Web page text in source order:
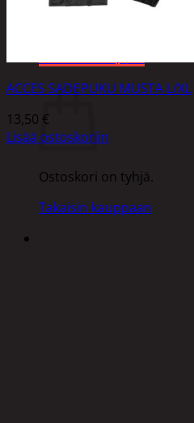
Ostoskori on tyhjä.
Takaisin kauppaan
ACCES SADEPUKU MUSTA L/XL
13,50 €
Lisää ostoskoriin